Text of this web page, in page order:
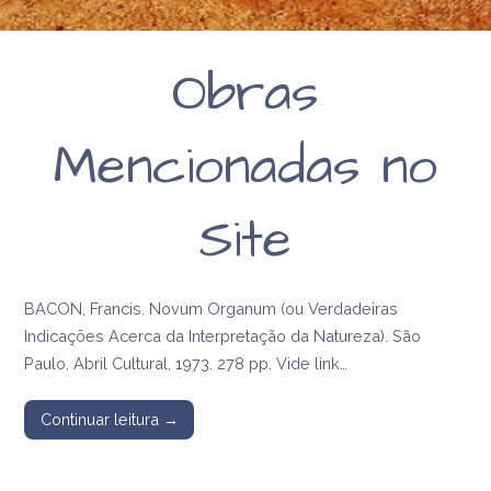
Obras
Mencionadas no
Site
BACON, Francis. Novum Organum (ou Verdadeiras
Indicações Acerca da Interpretação da Natureza). São
Paulo, Abril Cultural, 1973. 278 pp. Vide link…
Continuar leitura →